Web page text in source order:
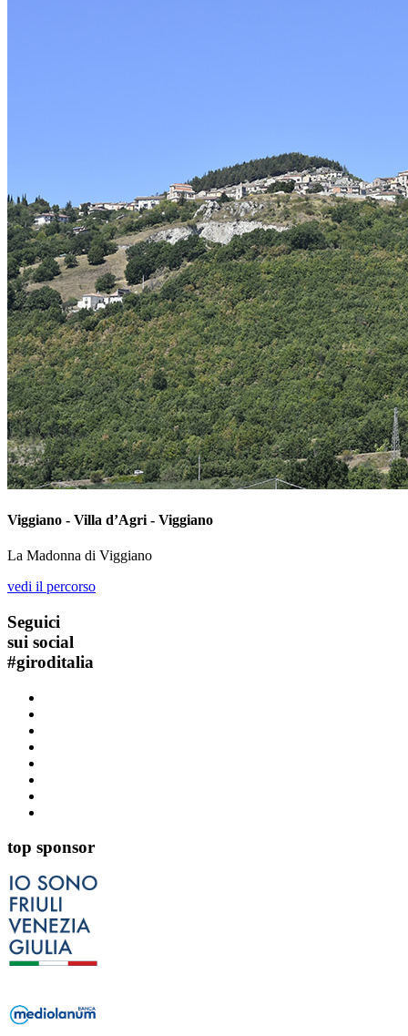
Viggiano - Villa d’Agri - Viggiano
La Madonna di Viggiano
vedi il percorso
Seguici
sui social
#giroditalia
top sponsor